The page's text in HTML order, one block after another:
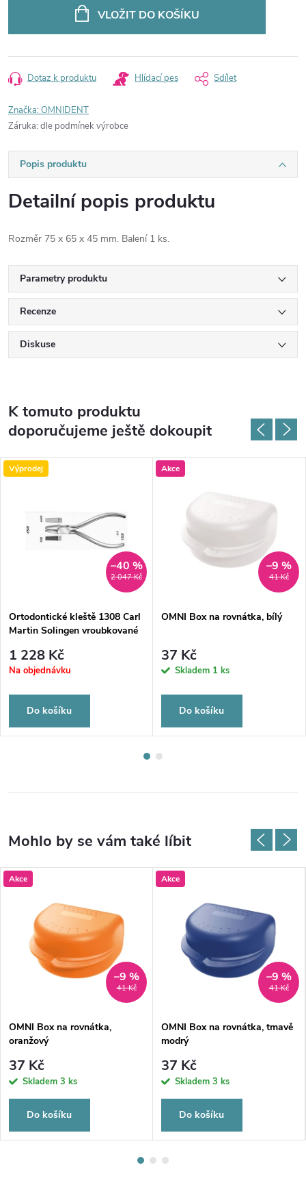
VLOŽIT DO KOŠÍKU
Dotaz k produktu Hlídací pes Sdílet
Značka:OMNIDENT
Záruka: dle podmínek výrobce
Popis produktu
Detailní popis produktu
Rozměr 75 x 65 x 45 mm. Balení 1 ks.
Parametry produktu
Recenze
Diskuse
K tomuto produktu
doporučujeme ještě dokoupit
Výprodej
2 047 Kč
–40 %
Ortodontické kleště 1308 Carl
Martin Solingen vroubkované
1 228 Kč
Na objednávku
Do košíku
Akce
41 Kč
–9 %
OMNI Box na rovnátka, bílý
37 Kč
Skladem 1 ks
Do košíku
Akce
41 Kč
–9 %
OMNI Box na rovnátka,
oranžový
37 Kč
Skladem 3 ks
Do košíku
Akce
41 Kč
–9 %
OMNI Box na rovnátka, tmavě
modrý
37 Kč
Skladem 3 ks
Do košíku